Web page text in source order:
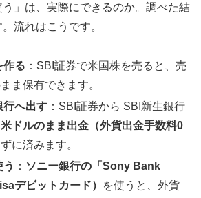
」は、実際にできるのか。調べた結
。流れはこうです。
る ：SBI証券で米国株を売ると、売
ま保有できます。
へ出す ：SBI証券から SBI新生銀行
米ドルのまま出金（外貨出金手数料0
に済みます。
： ソニー銀行の「Sony Bank
デビットカード）
を使うと、外貨